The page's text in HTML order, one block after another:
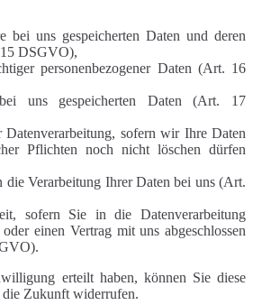
bei uns gespeicherten Daten und deren
DSGVO),
personenbezogener Daten (Art. 16
uns gespeicherten Daten (Art. 17
Datenverarbeitung, sofern wir Ihre Daten
Pflichten noch nicht löschen dürfen
die Verarbeitung Ihrer Daten bei uns (Art.
sofern Sie in die Datenverarbeitung
einen Vertrag mit uns abgeschlossen
erteilt haben, können Sie diese
Zukunft widerrufen.